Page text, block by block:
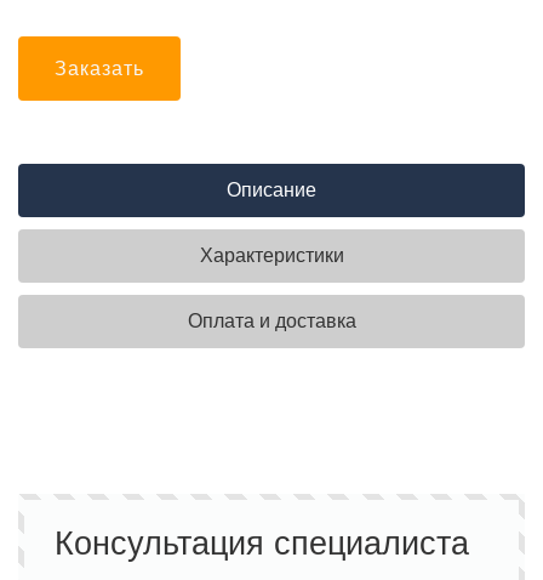
Заказать
Описание
Характеристики
Оплата и доставка
Консультация специалиста